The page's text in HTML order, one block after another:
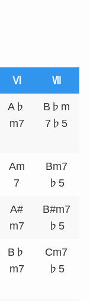
Ⅵ Ⅶ
A♭
m7
B♭m
7♭5
Am
7
Bm7
♭5
A#
m7
B#m7
♭5
B♭
m7
Cm7
♭5